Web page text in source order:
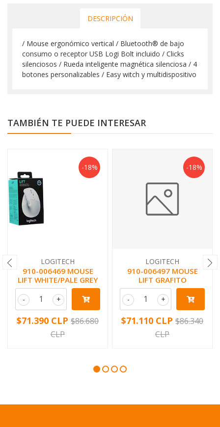
DESCRIPCIÓN
/ Mouse ergonómico vertical / Bluetooth® de bajo
consumo o receptor USB Logi Bolt incluido / Clicks
silenciosos / Rueda inteligente magnética silenciosa / 4
botones personalizables / Easy witch y multidispositivo
TAMBIÉN TE PUEDE INTERESAR
-18%
LOGITECH
910-006469 MOUSE
LIFT WHITE/PALE GREY
+
-
$71.390 CLP $86.680
CLP
-18%
LOGITECH
910-006497 MOUSE
LIFT GRAFITO
+
-
$71.110 CLP $86.340
CLP